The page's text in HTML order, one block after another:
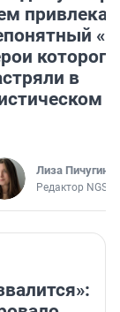
которого
в
Лиза Пичугина
Редактор